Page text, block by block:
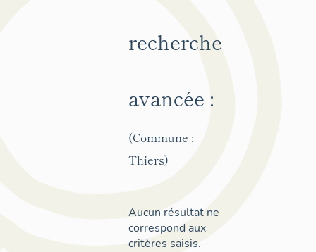
recherche
avancée :
(Commune :
Thiers)
Aucun résultat ne
correspond aux
critères saisis.